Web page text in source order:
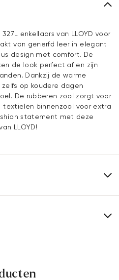
enkellaars van LLOYD voor
van generfd leer in elegant
design met comfort. De
de look perfect af en zijn
Dankzij de warme
op koudere dagen
De rubberen zool zorgt voor
textielen binnenzool voor extra
statement met deze
LLOYD!
maten
leer
zool